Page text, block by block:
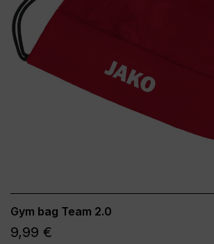
Gym bag Team 2.0
9,99 €